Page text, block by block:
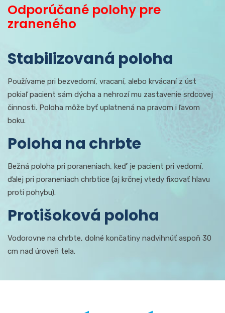
Odporúčané polohy pre
zraneného
Stabilizovaná poloha
Používame pri bezvedomí, vracaní, alebo krvácaní z úst
pokiaľ pacient sám dýcha a nehrozí mu zastavenie srdcovej
činnosti. Poloha môže byť uplatnená na pravom i ľavom
boku.
Poloha na chrbte
Bežná poloha pri poraneniach, keď’ je pacient pri vedomí,
ďalej pri poraneniach chrbtice (aj krčnej vtedy fixovať hlavu
proti pohybu).
Protišoková poloha
Vodorovne na chrbte, dolné končatiny nadvihnúť aspoň 30
cm nad úroveň tela.